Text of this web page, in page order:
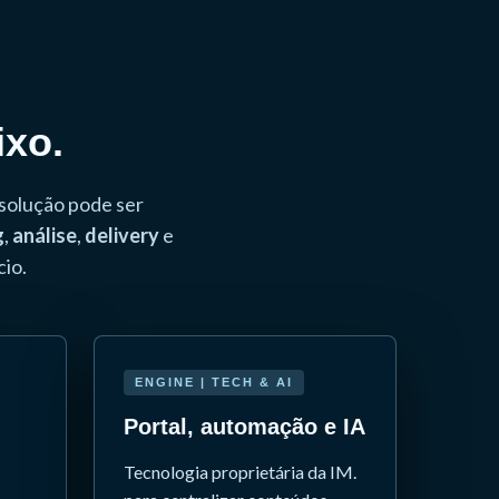
pode ser
, análise, deliverye
ENGINE | TECH & AI
Portal, automação e IA
Tecnologia proprietária da IM.